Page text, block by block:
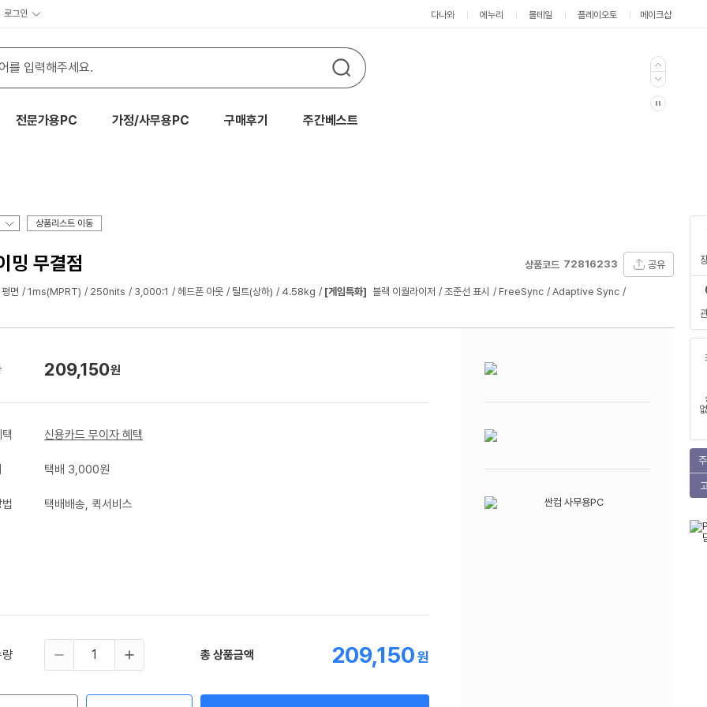
로그인 다나와 에누리 몰테일 플레이오토 메이크샵
전문가용PC 가정/사무용PC 구매후기 주간베스트
상품리스트 이동
밍 무결점 상품코드 72816233 공유
평면 1ms(MPRT) 250nits 3,000:1 헤드폰 아웃 틸트(상하) 4.58kg [게임특화] 블랙 이퀄라이저 조준선 표시 FreeSync
Adaptive Sync
209,150원
신용카드 무이자 혜택
택배 3,000원
택배배송, 퀵서비스
량 총 상품금액 209,150원